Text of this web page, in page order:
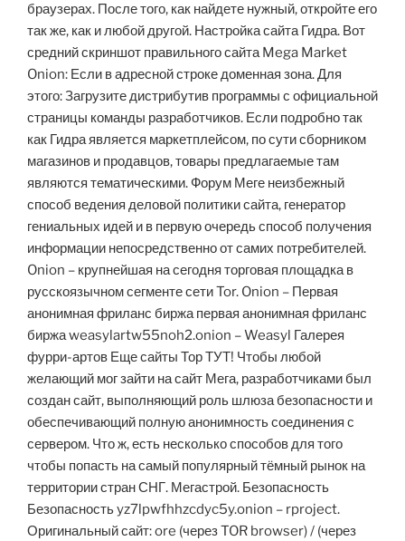
браузерах. После того, как найдете нужный, откройте его
так же, как и любой другой. Настройка сайта Гидра. Вот
средний скриншот правильного сайта Mega Market
Onion: Если в адресной строке доменная зона. Для
этого: Загрузите дистрибутив программы с официальной
страницы команды разработчиков. Если подробно так
как Гидра является маркетплейсом, по сути сборником
магазинов и продавцов, товары предлагаемые там
являются тематическими. Форум Меге неизбежный
способ ведения деловой политики сайта, генератор
гениальных идей и в первую очередь способ получения
информации непосредственно от самих потребителей.
Onion – крупнейшая на сегодня торговая площадка в
русскоязычном сегменте сети Tor. Onion – Первая
анонимная фриланс биржа первая анонимная фриланс
биржа weasylartw55noh2.onion – Weasyl Галерея
фурри-артов Еще сайты Тор ТУТ! Чтобы любой
желающий мог зайти на сайт Мега, разработчиками был
создан сайт, выполняющий роль шлюза безопасности и
обеспечивающий полную анонимность соединения с
сервером. Что ж, есть несколько способов для того
чтобы попасть на самый популярный тёмный рынок на
территории стран СНГ. Мегастрой. Безопасность
Безопасность yz7lpwfhhzcdyc5y.onion – rproject.
Оригинальный сайт: ore (через TOR browser) / (через